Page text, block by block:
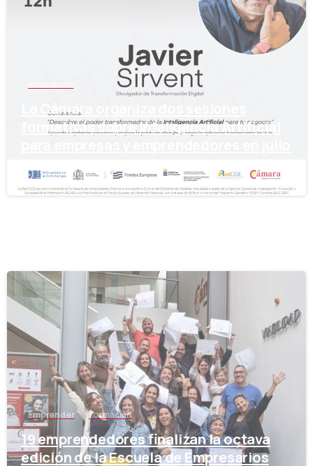
La Cámara organiza dos sesiones
formativas sobre Inteligencia Artificial
15 de julio de 2024
Emprender Formación
19 emprendedores finalizan la octava
edición de la Escuela de Empresarios